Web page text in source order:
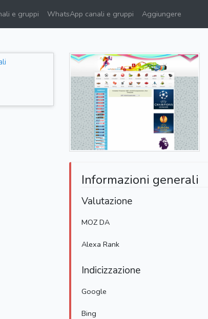
e gruppi WhatsApp canali e gruppi Aggiungere
Informazioni generali
Valutazione
MOZ DA
Alexa Rank
Indicizzazione
Google
Bing